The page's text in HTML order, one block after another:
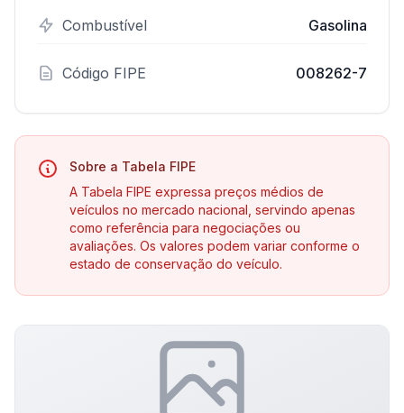
Combustível Gasolina
Código FIPE 008262-7
Sobre a Tabela FIPE
A Tabela FIPE expressa preços médios de
veículos no mercado nacional, servindo apenas
como referência para negociações ou
avaliações. Os valores podem variar conforme o
estado de conservação do veículo.